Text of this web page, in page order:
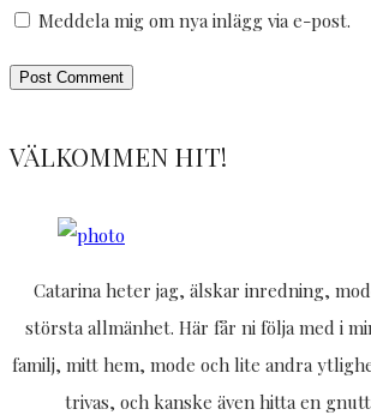
Meddela mig om nya inlägg via e-post.
VÄLKOMMEN HIT!
Catarina heter jag, älskar inredning,
största allmänhet. Här får ni följa med i
familj, mitt hem, mode och lite andra
trivas, och kanske även hitta en